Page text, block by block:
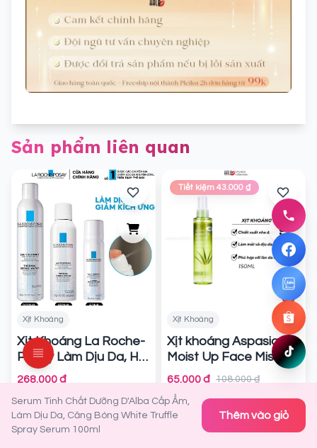
Sản phẩm liên quan
Xịt Khoáng
Xịt Khoáng La Roche-
Posay Làm Dịu Da, Hỗ
Trợ Giảm Kích Ứng
Sensitive Skin
Chính
hãng
268.000 ₫
(4.7) |
190 đánh
giá
3.7k lượt xem
Tiết kiệm 43.000 ₫
Xịt Khoáng
Xịt khoáng Aspasia
Moist Up Face Mist
Chính hãng
65.000 ₫ 108.000 ₫
(5) | 845 đánh giá
1.7k lượt xem
Serum Tinh Chất Dưỡng D'Alba Cấp Ẩm,
Làm Dịu Da, Căng Bóng White Truffle
Spray Serum 100ml
Thêm vào giỏ
Gọi
Chat
Zalo
Chat
Shopee
Mua
TikTok
Xem